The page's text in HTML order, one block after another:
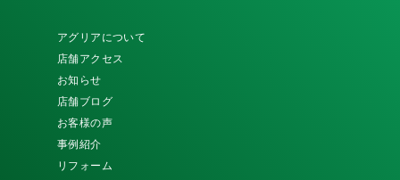
アグリアについて
店舗アクセス
お知らせ
店舗ブログ
お客様の声
事例紹介
リフォーム